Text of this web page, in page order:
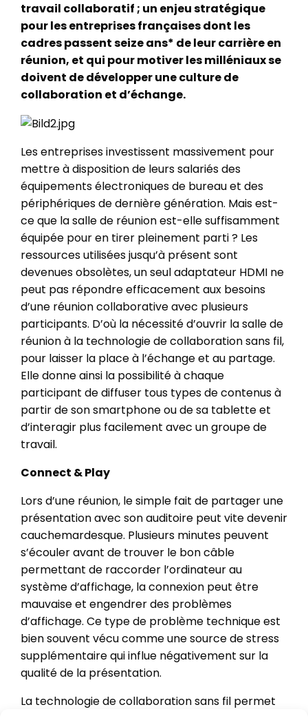
travail collaboratif ; un enjeu stratégique
pour les entreprises françaises dont les
cadres passent seize ans* de leur carrière en
réunion, et qui pour motiver les milléniaux se
doivent de développer une culture de
collaboration et d’échange.
Les entreprises investissent massivement pour
mettre à disposition de leurs salariés des
équipements électroniques de bureau et des
périphériques de dernière génération. Mais est-
ce que la salle de réunion est-elle suffisamment
équipée pour en tirer pleinement parti ? Les
ressources utilisées jusqu’à présent sont
devenues obsolètes, un seul adaptateur HDMI ne
peut pas répondre efficacement aux besoins
d’une réunion collaborative avec plusieurs
participants. D’où la nécessité d’ouvrir la salle de
réunion à la technologie de collaboration sans fil,
pour laisser la place à l’échange et au partage.
Elle donne ainsi la possibilité à chaque
participant de diffuser tous types de contenus à
partir de son smartphone ou de sa tablette et
d’interagir plus facilement avec un groupe de
travail.
Connect & Play
Lors d’une réunion, le simple fait de partager une
présentation avec son auditoire peut vite devenir
cauchemardesque. Plusieurs minutes peuvent
s’écouler avant de trouver le bon câble
permettant de raccorder l’ordinateur au
système d’affichage, la connexion peut être
mauvaise et engendrer des problèmes
d’affichage. Ce type de problème technique est
bien souvent vécu comme une source de stress
supplémentaire qui influe négativement sur la
qualité de la présentation.
La technologie de collaboration sans fil permet